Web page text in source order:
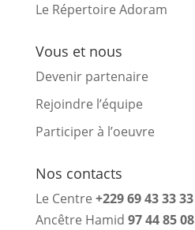
Le Répertoire Adoram
Vous et nous
Devenir partenaire
Rejoindre l’équipe
Participer à l’oeuvre
Nos contacts
Le Centre +229 69 43 33 33
Ancêtre Hamid 97 44 85 08